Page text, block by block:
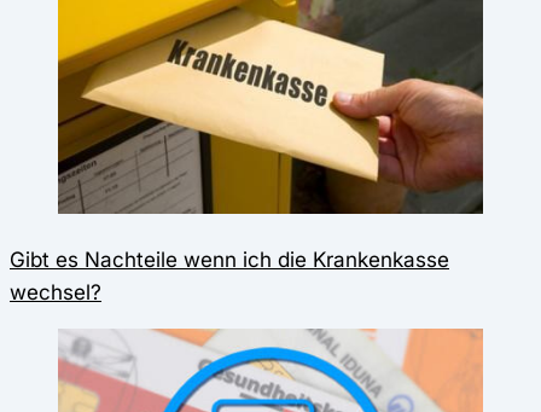
Gibt es Nachteile wenn ich die Krankenkasse
wechsel?